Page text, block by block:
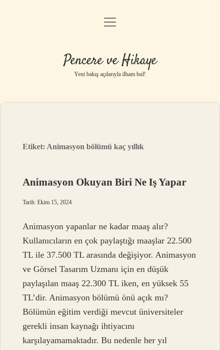
Anasayfa
Yasal Uyarı
menüyü
Pencere ve Hikaye
Yeni bakış açılarıyla ilham bul!
Etiket: Animasyon bölümü kaç yıllık
Animasyon Okuyan Biri Ne Iş Yapar
Tarih: Ekim 15, 2024
Animasyon yapanlar ne kadar maaş alır?
Kullanıcıların en çok paylaştığı maaşlar 22.500
TL ile 37.500 TL arasında değişiyor. Animasyon
ve Görsel Tasarım Uzmanı için en düşük
paylaşılan maaş 22.300 TL iken, en yüksek 55
TL’dir. Animasyon bölümü önü açık mı?
Bölümün eğitim verdiği mevcut üniversiteler
gerekli insan kaynağı ihtiyacını
karşılayamamaktadır. Bu nedenle her yıl